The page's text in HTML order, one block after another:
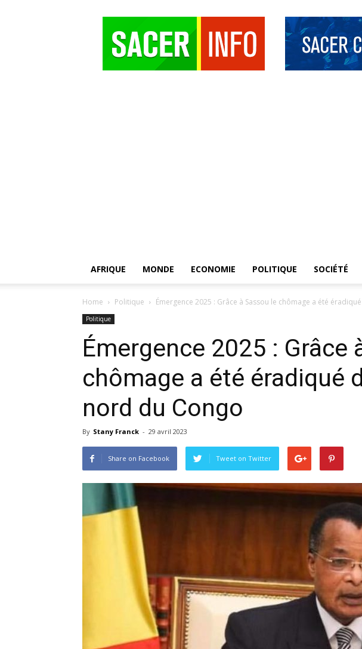
AFRIQUE MONDE ECONOMIE POLITIQUE SOCIÉTÉ
Home Politique Émergence 2025 : Grâce à Sassou le chômage a été
Politique
Émergence 2025 : Grâce
chômage a été éradiqué
nord du Congo
By Stany Franck - 29 avril 2023
Share on Facebook Tweet on Twitter